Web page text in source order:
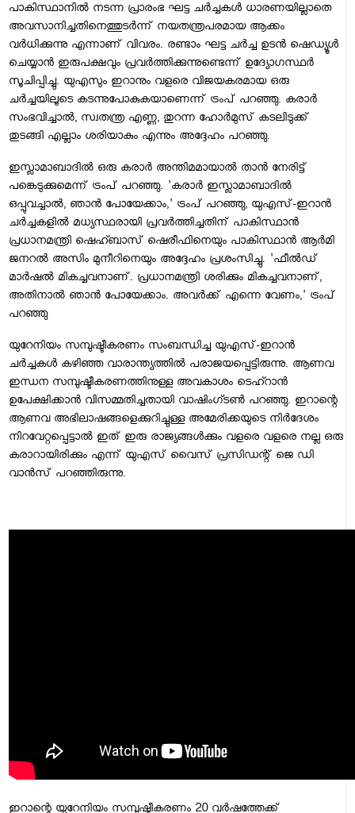
പാകിസ്ഥാനില്‍ നടന്ന പ്രാരംഭ ഘട്ട ചര്‍ച്ചകള്‍ ധാരണയില്ലാതെ
അവസാനിച്ചതിനെത്തുടര്‍ന്ന് നയതന്ത്രപരമായ ആക്കം
വര്‍ധിക്കുന്നു എന്നാണ് വിവരം. രണ്ടാം ഘട്ട ചര്‍ച്ച ഉടന്‍ ഷെഡ്യൂള്‍
ചെയ്യാന്‍ ഇരുപക്ഷവും പ്രവര്‍ത്തിക്കുന്നുണ്ടെന്ന് ഉദ്യോഗസ്ഥര്‍
സൂചിപ്പിച്ചു. യുഎസും ഇറാനും വളരെ വിജയകരമായ ഒരു
ചര്‍ച്ചയിലൂടെ കടന്നുപോകുകയാണെന്ന് ട്രംപ് പറഞ്ഞു. കരാര്‍
സംഭവിച്ചാല്‍, സ്വതന്ത്ര എണ്ണ, തുറന്ന ഹോര്‍മുസ് കടലിടുക്ക്
തുടങ്ങി എല്ലാം ശരിയാകും എന്നും അദ്ദേഹം പറഞ്ഞു.
ഇസ്ലാമാബാദില്‍ ഒരു കരാര്‍ അന്തിമമായാല്‍ താന്‍ നേരിട്ട്
പങ്കെടുക്കുമെന്ന് ട്രംപ് പറഞ്ഞു. 'കരാര്‍ ഇസ്ലാമാബാദില്‍
ഒപ്പുവച്ചാല്‍, ഞാന്‍ പോയേക്കാം,' ട്രംപ് പറഞ്ഞു, യുഎസ്-ഇറാന്‍
ചര്‍ച്ചകളില്‍ മധ്യസ്ഥരായി പ്രവര്‍ത്തിച്ചതിന് പാകിസ്ഥാന്‍
പ്രധാനമന്ത്രി ഷെഹ്ബാസ് ഷെരീഫിനെയും പാകിസ്ഥാന്‍ ആര്‍മി
ജനറല്‍ അസിം മുനീറിനെയും അദ്ദേഹം പ്രശംസിച്ചു. 'ഫീല്‍ഡ്
മാര്‍ഷല്‍ മികച്ചവനാണ്. പ്രധാനമന്ത്രി ശരിക്കും മികച്ചവനാണ്,
അതിനാല്‍ ഞാന്‍ പോയേക്കാം. അവര്‍ക്ക് എന്നെ വേണം,' ട്രംപ്
പറഞ്ഞു
യുറേനിയം സമ്പുഷ്ടീകരണം സംബന്ധിച്ച യുഎസ്-ഇറാന്‍
ചര്‍ച്ചകള്‍ കഴിഞ്ഞ വാരാന്ത്യത്തില്‍ പരാജയപ്പെട്ടിരുന്നു. ആണവ
ഇന്ധന സമ്പുഷ്ടീകരണത്തിനുള്ള അവകാശം ടെഹ്റാന്‍
ഉപേക്ഷിക്കാന്‍ വിസമ്മതിച്ചതായി വാഷിംഗ്ടണ്‍ പറഞ്ഞു. ഇറാന്റെ
ആണവ അഭിലാഷങ്ങളെക്കുറിച്ചുള്ള അമേരിക്കയുടെ നിര്‍ദേശം
നിറവേറ്റപ്പെട്ടാല്‍ ഇത് ഇരു രാജ്യങ്ങള്‍ക്കും വളരെ വളരെ നല്ല ഒരു
കരാറായിരിക്കും എന്ന് യുഎസ് വൈസ് പ്രസിഡന്റ് ജെ ഡി
വാന്‍സ് പറഞ്ഞിരുന്നു.